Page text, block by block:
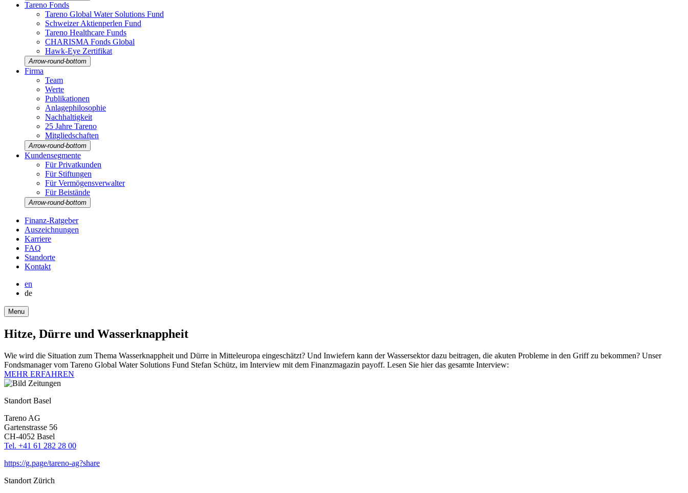
Tareno Fonds
Tareno Global Water Solutions Fund
Schweizer Aktien­perlen Fund
Tareno Health­care Funds
CHARISMA Fonds Global
Hawk-Eye Zerti­fikat
Arrow-round-bottom
Firma
Team
Werte
Publi­ka­tionen
Anlage­phi­lo­so­phie
Nachhal­tig­keit
25 Jahre Tareno
Mitglied­schaften
Arrow-round-bottom
Kunden­seg­mente
Für Privat­kunden
Für Stiftungen
Für Vermö­gens­ver­walter
Für Beistände
Arrow-round-bottom
Finanz-Ratgeber
Auszeich­nungen
Karriere
FAQ
Stand­orte
Kontakt
en
de
Menu
Hitze, Dürre und Wasser­knapp­heit
Wie wird die Situa­tion zum Thema Wasser­knapp­heit und Dürre in Mittel­eu­ropa einge­schätzt? Und Inwie­fern kann der Wasser­sektor dazu beitragen, die akuten Probleme in den Griff zu bekommen? Unser
Fonds­ma­nager vom Tareno Global Water Solutions Fund Stefan Schütz, im Inter­view mit dem Finanz­ma­gazin payoff. Lesen Sie hier das gesamte Inter­view:
MEHR ERFAHREN
Standort Basel
Tareno AG
Garten­strasse 56
CH-4052 Basel
Tel. +41 61 282 28 00
https://g.page/tareno-ag?share
Standort Zürich